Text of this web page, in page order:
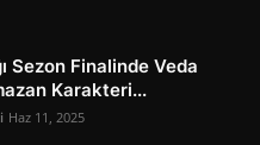
Sezon Finalinde Veda
Karakteri...
Haz 11, 2025